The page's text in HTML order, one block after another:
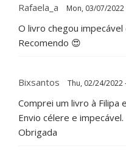
Rafaela_a Mon, 03/07/2022
O livro chegou
Recomendo 😍
Bixsantos Thu, 02/24/2022
Comprei um livro à
Envio célere e
Obrigada